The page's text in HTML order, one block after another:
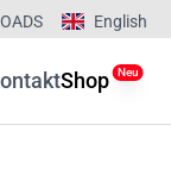
English
Shop Neu